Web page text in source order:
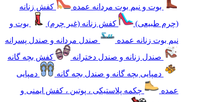
بوت و نیم بوت مردانه عمده
کفش زنانه
(چرم طبیعی)
کفش زنانه (غیر چرم)
بوت و
نیم بوت زنانه عمده
صندل مردانه و صندل پسرانه
صندل زنانه و صندل دخترانه
کفش بچه گانه
دمپایی بچه گانه و صندل بچه گانه
دمپایی
عمده
چکمه پلاستیکی ، پوتین ، کفش ایمنی و